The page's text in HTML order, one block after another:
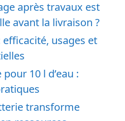
après travaux est
avant la livraison ?
efficacité, usages et
10 l d’eau :
transforme